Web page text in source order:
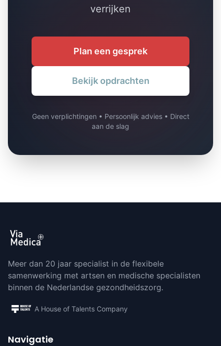
verrijken
Plan een gesprek
Bekijk opdrachten
Geen verplichtingen • Persoonlijk advies • Direct
aan de slag
Meer dan 20 jaar specialist in de flexibele
samenwerking met artsen en medische specialisten
binnen de Nederlandse gezondheidszorg.
A House of Talents Company
Navigatie